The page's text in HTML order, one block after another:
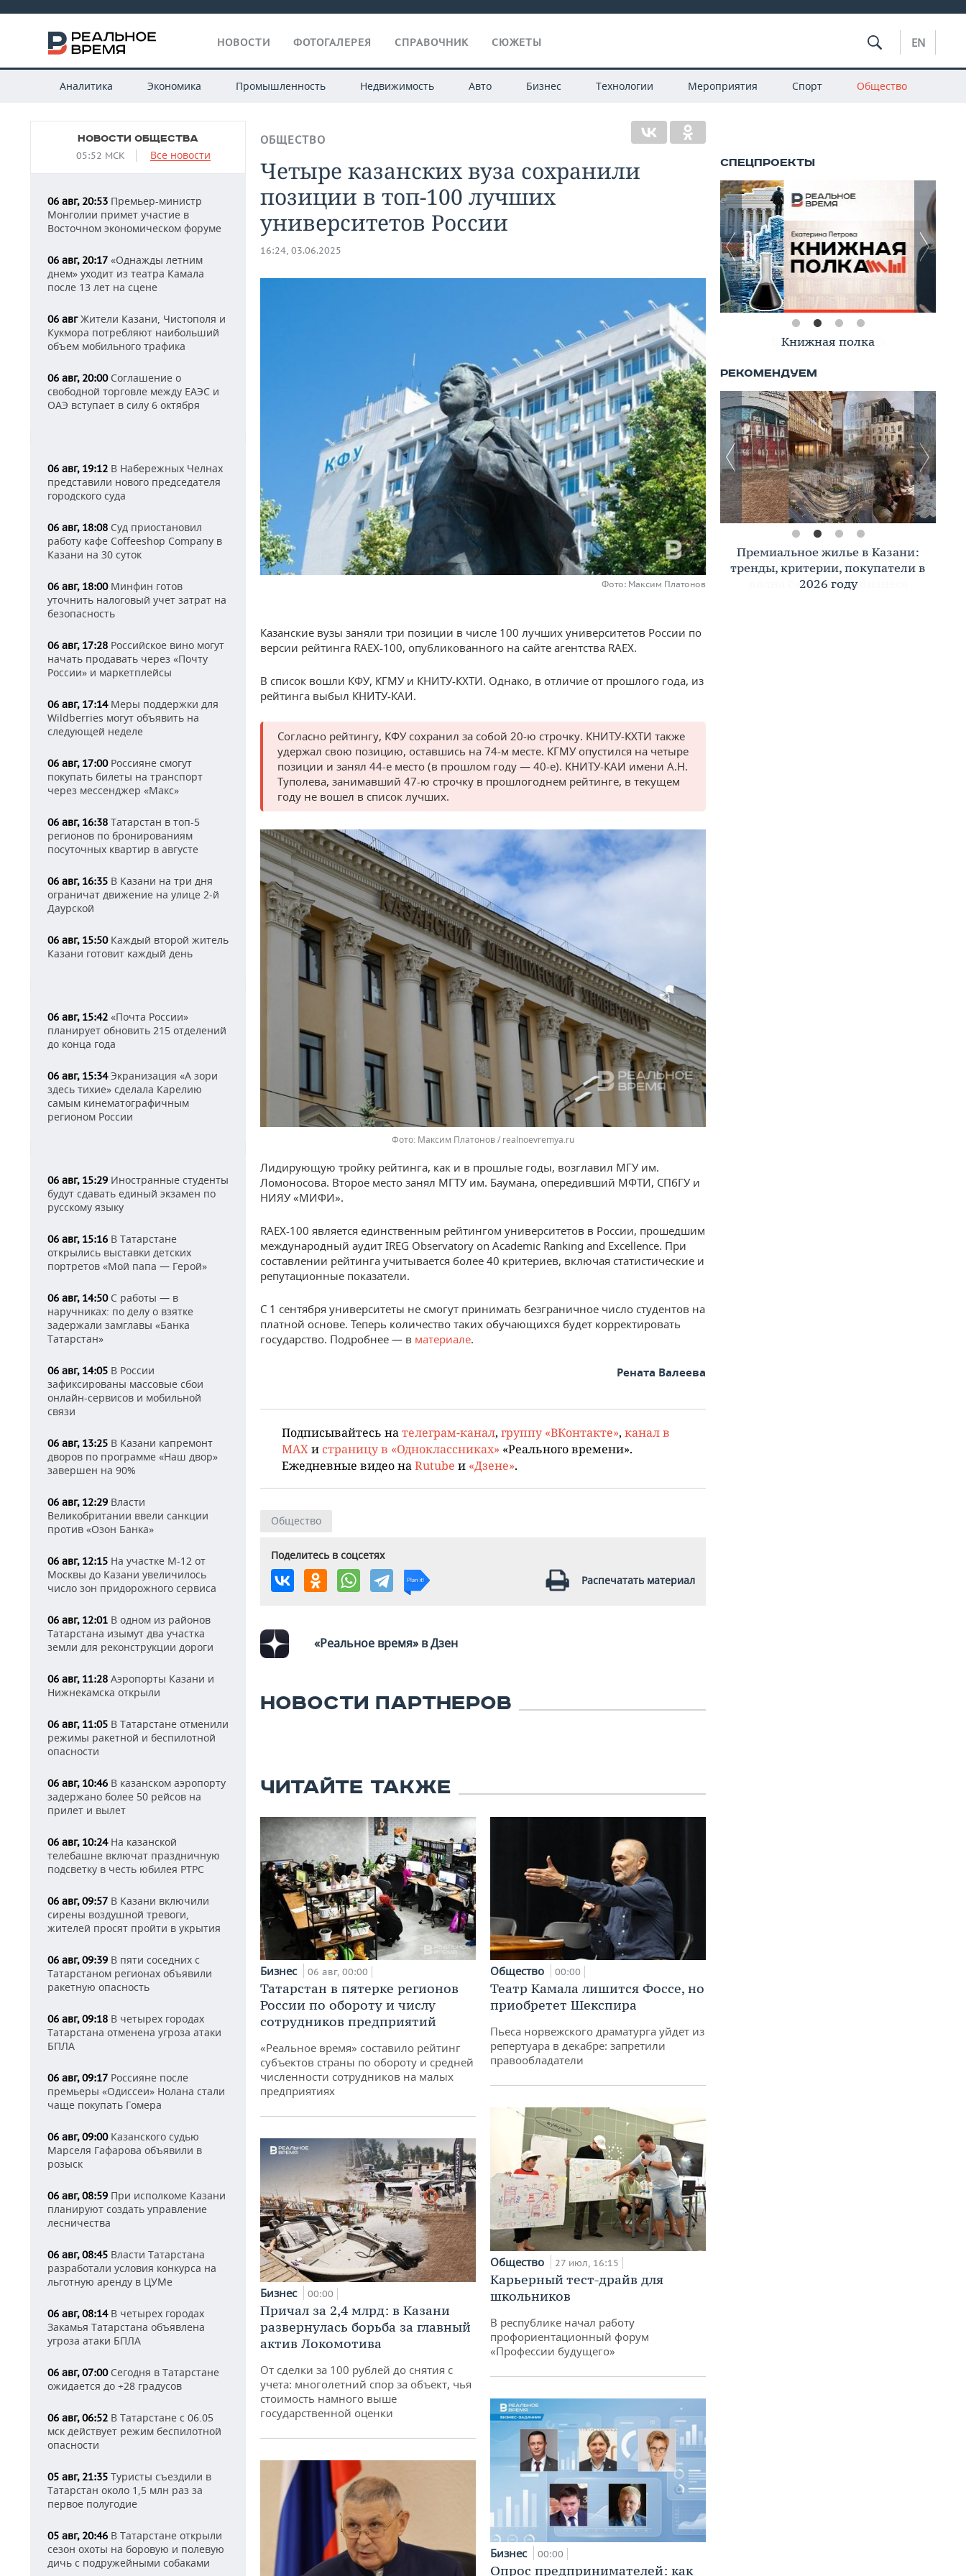
НОВОСТИ ФОТОГАЛЕРЕЯ СПРАВОЧНИК СЮЖЕТЫ EN
Аналитика Экономика Промышленность Недвижимость Авто Бизнес Технологии Мероприятия Спорт Общество
НОВОСТИ ОБЩЕСТВА
05:52 МСК Все новости
06 авг, 20:53 Премьер-министр
Монголии примет участие в
Восточном экономическом форуме
06 авг, 20:17 «Однажды летним
днем» уходит из театра Камала
после 13 лет на сцене
06 авгЖители Казани, Чистополя и
Кукмора потребляют наибольший
объем мобильного трафика
06 авг, 20:00Соглашение о
свободной торговле между ЕАЭС и
ОАЭ вступает в силу 6 октября
06 авг, 19:12 В Набережных Челнах
представили нового председателя
городского суда
06 авг, 18:08 Суд приостановил
работу кафе Coffeeshop Company в
Казани на 30 суток
06 авг, 18:00Минфин готов
уточнить налоговый учет затрат на
безопасность
06 авг, 17:28 Российское вино могут
начать продавать через «Почту
России» и маркетплейсы
06 авг, 17:14Меры поддержки для
Wildberries могут объявить на
следующей неделе
06 авг, 17:00Россияне смогут
покупать билеты на транспорт
через мессенджер «Макс»
06 авг, 16:38 Татарстан в топ-5
регионов по бронированиям
посуточных квартир в августе
06 авг, 16:35 В Казани на три дня
ограничат движение на улице 2-й
Даурской
06 авг, 15:50Каждый второй житель
Казани готовит каждый день
06 авг, 15:42 «Почта России»
планирует обновить 215 отделений
до конца года
06 авг, 15:34Экранизация «А зори
здесь тихие» сделала Карелию
самым кинематографичным
регионом России
06 авг, 15:29 Иностранные студенты
будут сдавать единый экзамен по
русскому языку
06 авг, 15:16 В Татарстане
открылись выставки детских
портретов «Мой папа — Герой»
06 авг, 14:50С работы — в
наручниках: по делу о взятке
задержали замглавы «Банка
Татарстан»
06 авг, 14:05 В России
зафиксированы массовые сбои
онлайн-сервисов и мобильной
связи
06 авг, 13:25 В Казани капремонт
дворов по программе «Наш двор»
завершен на 90%
06 авг, 12:29 Власти
Великобритании ввели санкции
против «Озон Банка»
06 авг, 12:15 На участке М-12 от
Москвы до Казани увеличилось
число зон придорожного сервиса
06 авг, 12:01 В одном из районов
Татарстана изымут два участка
земли для реконструкции дороги
06 авг, 11:28 Аэропорты Казани и
Нижнекамска открыли
06 авг, 11:05 В Татарстане отменили
режимы ракетной и беспилотной
опасности
06 авг, 10:46 В казанском аэропорту
задержано более 50 рейсов на
прилет и вылет
06 авг, 10:24На казанской
телебашне включат праздничную
подсветку в честь юбилея РТРС
06 авг, 09:57 В Казани включили
сирены воздушной тревоги,
жителей просят пройти в укрытия
06 авг, 09:39 В пяти соседних с
Татарстаном регионах объявили
ракетную опасность
06 авг, 09:18 В четырех городах
Татарстана отменена угроза атаки
БПЛА
06 авг, 09:17 Россияне после
премьеры «Одиссеи» Нолана стали
чаще покупать Гомера
06 авг, 09:00Казанского судью
Марселя Гафарова объявили в
розыск
06 авг, 08:59 При исполкоме Казани
планируют создать управление
лесничества
06 авг, 08:45 Власти Татарстана
разработали условия конкурса на
льготную аренду в ЦУМе
06 авг, 08:14В четырех городах
Закамья Татарстана объявлена
угроза атаки БПЛА
06 авг, 07:00Сегодня в Татарстане
ожидается до +28 градусов
06 авг, 06:52 В Татарстане с 06.05
мск действует режим беспилотной
опасности
05 авг, 21:35 Туристы съездили в
Татарстан около 1,5 млн раз за
первое полугодие
05 авг, 20:46 В Татарстане открыли
сезон охоты на боровую и полевую
дичь с подружейными собаками
ОБЩЕСТВО
Четыре казанских вуза сохранили
позиции в топ-100 лучших
университетов России
16:24, 03.06.2025
Фото: Максим Платонов
Казанские вузы заняли три позиции в числе 100 лучших университетов России по
версии рейтинга RAEX-100, опубликованного на сайте агентства RAEX.
В список вошли КФУ, КГМУ и КНИТУ-КХТИ. Однако, в отличие от прошлого года, из
рейтинга выбыл КНИТУ-КАИ.
Согласно рейтингу, КФУ сохранил за собой 20-ю строчку. КНИТУ-КХТИ также
удержал свою позицию, оставшись на 74-м месте. КГМУ опустился на четыре
позиции и занял 44-е место (в прошлом году — 40-е). КНИТУ-КАИ имени А.Н.
Туполева, занимавший 47-ю строчку в прошлогоднем рейтинге, в текущем
году не вошел в список лучших.
Максим Платонов / realnoevremya.ru
Лидирующую тройку рейтинга, как и в прошлые годы, возглавил МГУ им.
Ломоносова. Второе место занял МГТУ им. Баумана, опередивший МФТИ, СПбГУ и
НИЯУ «МИФИ».
RAEX-100 является единственным рейтингом университетов в России, прошедшим
международный аудит IREG Observatory on Academic Ranking and Excellence. При
составлении рейтинга учитывается более 40 критериев, включая статистические и
репутационные показатели.
С 1 сентября университеты не смогут принимать безграничное число студентов на
платной основе. Теперь количество таких обучающихся будет корректировать
государство. Подробнее — в материале.
Рената Валеева
Подписывайтесь на телеграм-канал, группу «ВКонтакте», канал в
MAX и страницу в «Одноклассниках» «Реального времени».
Ежедневные видео на Rutube и «Дзене».
Общество
Поделитесь в соцсетях
Распечатать материал
«Реальное время» в Дзен
НОВОСТИ ПАРТНЕРОВ
ЧИТАЙТЕ ТАКЖЕ
Бизнес 06 авг, 00:00
Татарстан в пятерке регионов
России по обороту и числу
сотрудников предприятий
«Реальное время» составило рейтинг
субъектов страны по обороту и средней
численности сотрудников на малых
предприятиях
Бизнес 00:00
Причал за 2,4 млрд: в Казани
развернулась борьба за главный
актив Локомотива
От сделки за 100 рублей до снятия с
учета: многолетний спор за объект, чья
стоимость намного выше
государственной оценки
Общество 00:00
Театр Камала лишится Фоссе, но
приобретет Шекспира
Пьеса норвежского драматурга уйдет из
репертуара в декабре: запретили
правообладатели
Общество 27 июл, 16:15
Карьерный тест-драйв для
школьников
В республике начал работу
профориентационный форум
«Профессии будущего»
Бизнес 00:00
Опрос предпринимателей: как
Книжная полка
Премиальное жилье в Казани:
тренды, критерии, покупатели в
2026 году